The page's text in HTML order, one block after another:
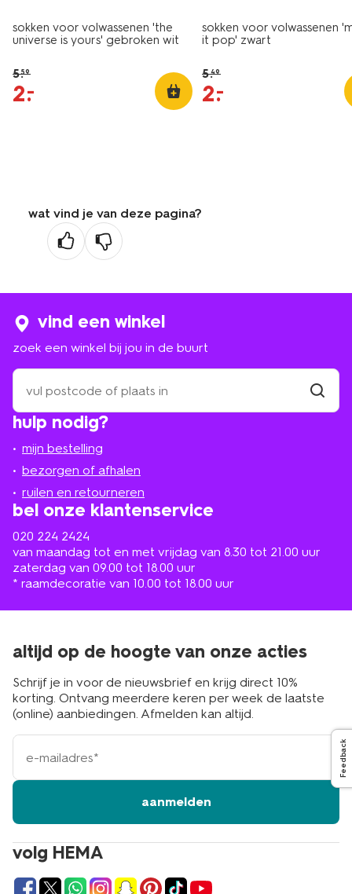
sokken voor volwassenen 'the
universe is yours' gebroken wit
5.59
2.
–
sokken voor volwassenen
it pop' zwart
5.49
2.
–
wat vind je van deze pagina?
hulp nodig?
mijn bestelling
bezorgen of afhalen
ruilen en retourneren
bel onze klantenservice
020 224 2424
van maandag tot en met vrijdag van 8.30 tot 21.00 uur
zaterdag van 09.00 tot 18.00 uur
* raamdecoratie van 10.00 tot 18.00 uur
vind een winkel
zoek een winkel bij jou in de buurt
zoek
een
winkel
bij
in
de
buurt
volg HEMA
altijd op de hoogte van onze acties
Schrijf je in voor de nieuwsbrief en krijg direct 10%
korting. Ontvang meerdere keren per week de laatste
(online) aanbiedingen. Afmelden kan altijd.
e-
mailadres
aanmelden
Feedback